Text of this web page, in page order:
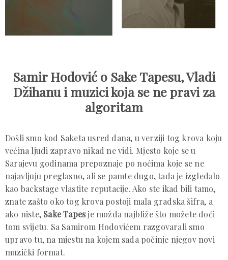
Samir Hodović o Sake Tapesu, Vladi
Džihanu i muzici koja se ne pravi za
algoritam
Došli smo kod Saketa usred dana, u verziji tog krova koju
većina ljudi zapravo nikad ne vidi. Mjesto koje se u
Sarajevu godinama prepoznaje po noćima koje se ne
najavljuju preglasno, ali se pamte dugo, tada je izgledalo
kao backstage vlastite reputacije. Ako ste ikad bili tamo,
znate zašto oko tog krova postoji mala gradska šifra, a
ako niste, Sake Tapesje možda najbliže što možete doći
tom svijetu. Sa Samirom Hodovićem razgovarali smo
upravo tu, na mjestu na kojem sada počinje njegov novi
muzički format.